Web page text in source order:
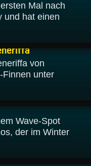
Mal nach
und hat einen
von
Finnen unter
Wave-Spot
der im Winter